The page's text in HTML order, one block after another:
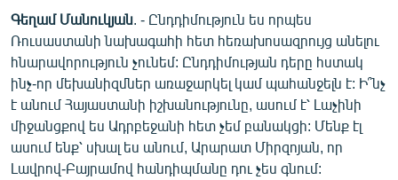
«Ազատության» բոլոր կայքերը
Գեղամ Մանուկյան . - Ընդդիմություն ես որպես
Ռուսաստանի նախագահի հետ հեռախոսազրույց անելու
հնարավորություն չունեմ: Ընդդիմության դերը հստակ
ինչ-որ մեխանիզմներ առաջարկել կամ պահանջելն է: Ի՞նչ
է անում Հայաստանի իշխանությունը, ասում է՝ Լաչինի
միջանցքով ես Ադրբեջանի հետ չեմ բանակցի: Մենք էլ
ասում ենք՝ սխալ ես անում, Արարատ Միրզոյան, որ
Լավրով-Բայրամով հանդիպմանը դու չես գնում: